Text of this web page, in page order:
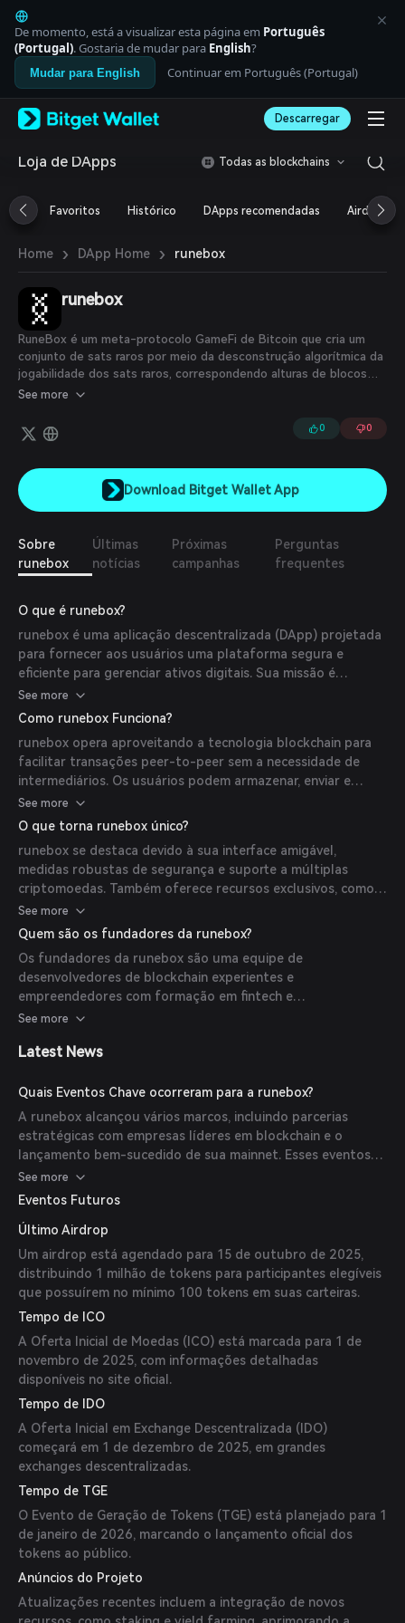
English
日本語
Tiếng Việt
Русский
Español (Latinoamérica)
Italiano
Deutsch
繁體中文
Português (Portugal)
ภาษาไทย
العربية
हिन्दी
Español
Português (Brasil)
Español (Argentina)
De momento, está a visualizar esta página em Português
(Portugal). Gostaria de mudar para English?
Mudar para English Continuar em Português (Portugal)
Descarregar
Loja de DApps Todas as blockchains
Favoritos Histórico DApps recomendadas Airdrop
Home › DApp Home › runebox
runebox
RuneBox é um meta-protocolo GameFi de Bitcoin que cria um
conjunto de sats raros por meio da desconstrução algorítmica da
jogabilidade dos sats raros, correspondendo alturas de blocos
aos números do RuneBox. Cada RuneBox recebe uma coordenada
forma justa.
See more
0 0
Download Bitget Wallet App
Sobre
runebox
Últimas
notícias
Próximas
campanhas
Perguntas
frequentes
O que é runebox?
runebox é uma aplicação descentralizada (DApp) projetada
para fornecer aos usuários uma plataforma segura e
eficiente para gerenciar ativos digitais. Sua missão é
simplificar as transações de criptomoedas e melhorar a
experiência do usuário por meio de tecnologia inovadora.
See more
Como runebox Funciona?
runebox opera aproveitando a tecnologia blockchain para
facilitar transações peer-to-peer sem a necessidade de
intermediários. Os usuários podem armazenar, enviar e
receber várias criptomoedas com segurança dentro da
plataforma.
See more
O que torna runebox único?
runebox se destaca devido à sua interface amigável,
medidas robustas de segurança e suporte a múltiplas
criptomoedas. Também oferece recursos exclusivos, como
rastreamento integrado de portfólio e dados de mercado
em tempo real.
See more
Quem são os fundadores da runebox?
Os fundadores da runebox são uma equipe de
desenvolvedores de blockchain experientes e
empreendedores com formação em fintech e
cibersegurança. Sua expertise combinada foi fundamental
See more
Latest News
Quais Eventos Chave ocorreram para a runebox?
A runebox alcançou vários marcos, incluindo parcerias
estratégicas com empresas líderes em blockchain e o
lançamento bem-sucedido de sua mainnet. Esses eventos
contribuíram significativamente para seu crescimento e
adoção.
See more
Eventos Futuros
Último Airdrop
Um airdrop está agendado para 15 de outubro de 2025,
distribuindo 1 milhão de tokens para participantes elegíveis
que possuírem no mínimo 100 tokens em suas carteiras.
Tempo de ICO
A Oferta Inicial de Moedas (ICO) está marcada para 1 de
novembro de 2025, com informações detalhadas
disponíveis no site oficial.
Tempo de IDO
A Oferta Inicial em Exchange Descentralizada (IDO)
começará em 1 de dezembro de 2025, em grandes
exchanges descentralizadas.
Tempo de TGE
O Evento de Geração de Tokens (TGE) está planejado para 1
de janeiro de 2026, marcando o lançamento oficial dos
tokens ao público.
Anúncios do Projeto
Atualizações recentes incluem a integração de novos